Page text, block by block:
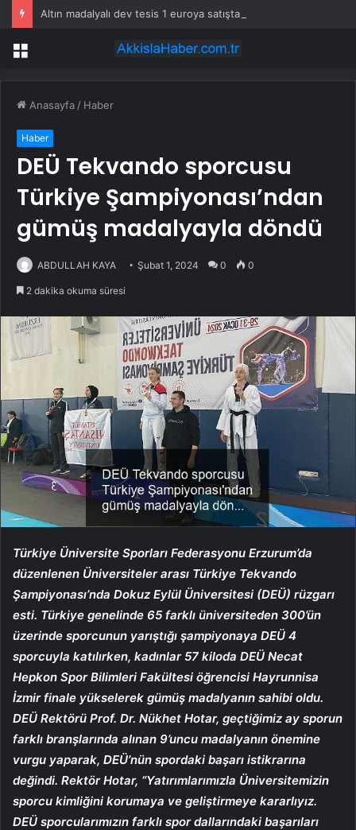
Menü
Anasayfa / Haber
Haber
DEÜ Tekvando sporcusu
Türkiye Şampiyonası’ndan
gümüş madalyayla döndü
ABDULLAH KAYA Şubat 1, 2024 0 0
2 dakika okuma süresi
Türkiye Üniversite Sporları Federasyonu Erzurum’da
düzenlenen Üniversiteler arası Türkiye Tekvando
Şampiyonası’nda Dokuz Eylül Üniversitesi (DEÜ) rüzgarı
esti. Türkiye genelinde 65 farklı üniversiteden 300’ün
üzerinde sporcunun yarıştığı şampiyonaya DEÜ 4
sporcuyla katılırken, kadınlar 57 kiloda DEÜ Necat
Hepkon Spor Bilimleri Fakültesi öğrencisi Hayrunnisa
İzmir finale yükselerek gümüş madalyanın sahibi oldu.
DEÜ Rektörü Prof. Dr. Nükhet Hotar, geçtiğimiz ay sporun
farklı branşlarında alınan 9’uncu madalyanın önemine
vurgu yaparak, DEÜ’nün spordaki başarı istikrarına
değindi. Rektör Hotar, “Yatırımlarımızla Üniversitemizin
sporcu kimliğini korumaya ve geliştirmeye kararlıyız.
DEÜ sporcularımızın farklı spor dallarındaki başarıları